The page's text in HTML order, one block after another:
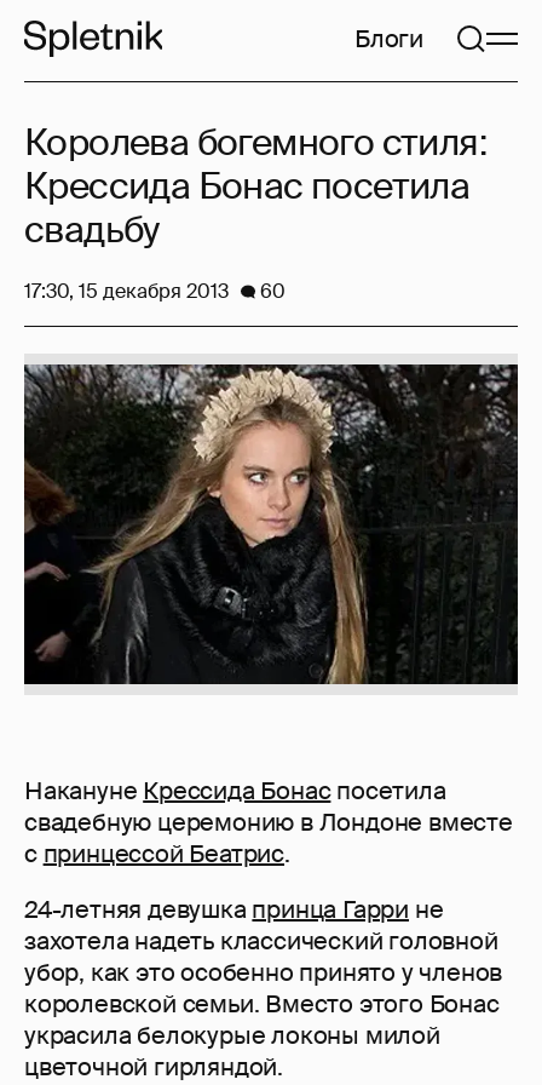
Блоги
Накануне Крессида Бонаспосетила
свадебную церемонию в Лондоне вместе
с принцессой Беатрис.
24-летняя девушка принца Гарри не
захотела надеть классический головной
убор, как это особенно принято у членов
королевской семьи. Вместо этого Бонас
украсила белокурые локоны милой
цветочной гирляндой.
Королева богемного стиля:
Крессида Бонас посетила
свадьбу
17:30, 15 декабря 2013 60